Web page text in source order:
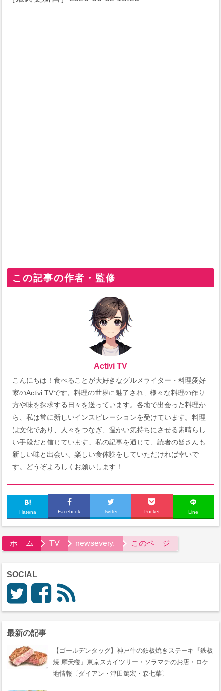
この記事の作者・監修
Activi TV
こんにちは！食べることが大好きなグルメライター・料理愛好
家のActivi TVです。料理の世界に魅了され、様々な料理の作り
方や味を探求する日々を送っています。各地で出会った料理か
ら、私は常に新しいインスピレーションを受けています。料理
は文化であり、人々をつなぎ、温かい気持ちにさせる素晴らし
い手段だと信じています。私の記事を通じて、読者の皆さんも
新しい味と出会い、楽しい食体験をしていただければ幸いで
す。どうぞよろしくお願いします！
Hatena Facebook Twitter Pocket Line
ホーム TV newsevery. このページ
SOCIAL
最新の記事
【ゴールデンタッグ】神戸牛の鉄板焼きステーキ『鉄板
焼 摩天楼』東京スカイツリー・ソラマチのお店・ロケ
地情報〔ダイアン・津田篤宏・森七菜〕